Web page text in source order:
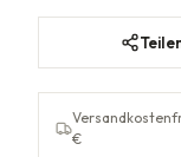
€